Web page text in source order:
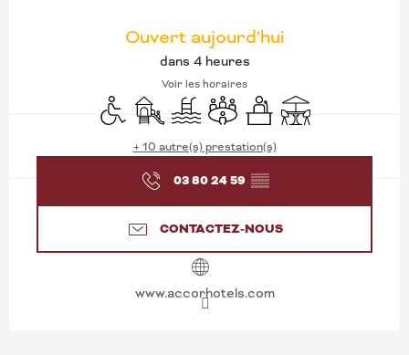
OUVERTURE ET
Ouvert aujourd'hui
dans 4 heures
Voir les horaires
Accès handicapés
Jeux pour enfants / Espace jeux
PiscineSalle de réunion
Séminaires
Terrasse
+ 10 autre(s) prestation(s)
03 80 24 59 ▒▒
CONTACTEZ-NOUS
www.accorhotels.com